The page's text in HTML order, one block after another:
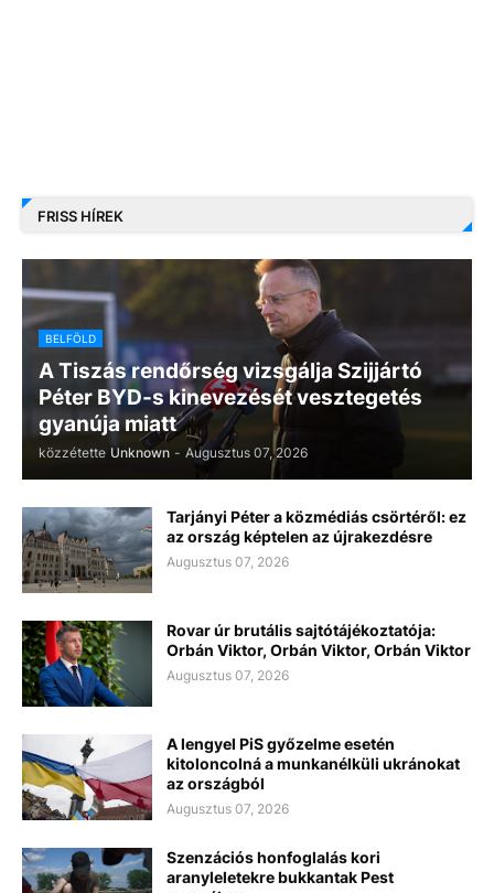
FRISS HÍREK
BELFÖLD
A Tiszás rendőrség vizsgálja Szijjártó
Péter BYD-s kinevezését vesztegetés
gyanúja miatt
közzétette Unknown - Augusztus 07, 2026
Tarjányi Péter a közmédiás csörtéről: ez
az ország képtelen az újrakezdésre
Augusztus 07, 2026
Rovar úr brutális sajtótájékoztatója:
Orbán Viktor, Orbán Viktor, Orbán Viktor
Augusztus 07, 2026
A lengyel PiS győzelme esetén
kitoloncolná a munkanélküli ukránokat
az országból
Augusztus 07, 2026
Szenzációs honfoglalás kori
aranyleletekre bukkantak Pest